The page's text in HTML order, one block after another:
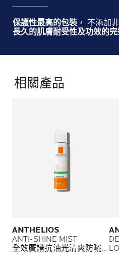
保護性最高的包裝 ， 不添加
長久的肌膚耐受性及功效的完
相關產品
ANTHELIOS
ANTI-SHINE MIST
全效廣譜抗油光清爽防曬